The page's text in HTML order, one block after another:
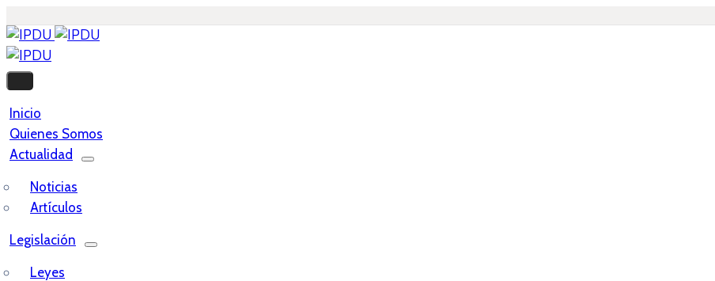
Inicio
Quienes Somos
Actualidad
Noticias
Artículos
Legislación
Leyes